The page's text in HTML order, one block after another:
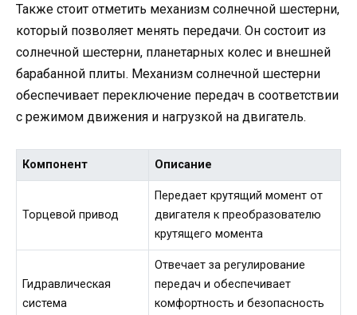
Также стоит отметить механизм солнечной шестерни,
который позволяет менять передачи. Он состоит из
солнечной шестерни, планетарных колес и внешней
барабанной плиты. Механизм солнечной шестерни
обеспечивает переключение передач в соответствии
с режимом движения и нагрузкой на двигатель.
Компонент Описание
Торцевой привод
Передает крутящий момент от
двигателя к преобразователю
крутящего момента
Гидравлическая
система
Отвечает за регулирование
передач и обеспечивает
комфортность и безопасность